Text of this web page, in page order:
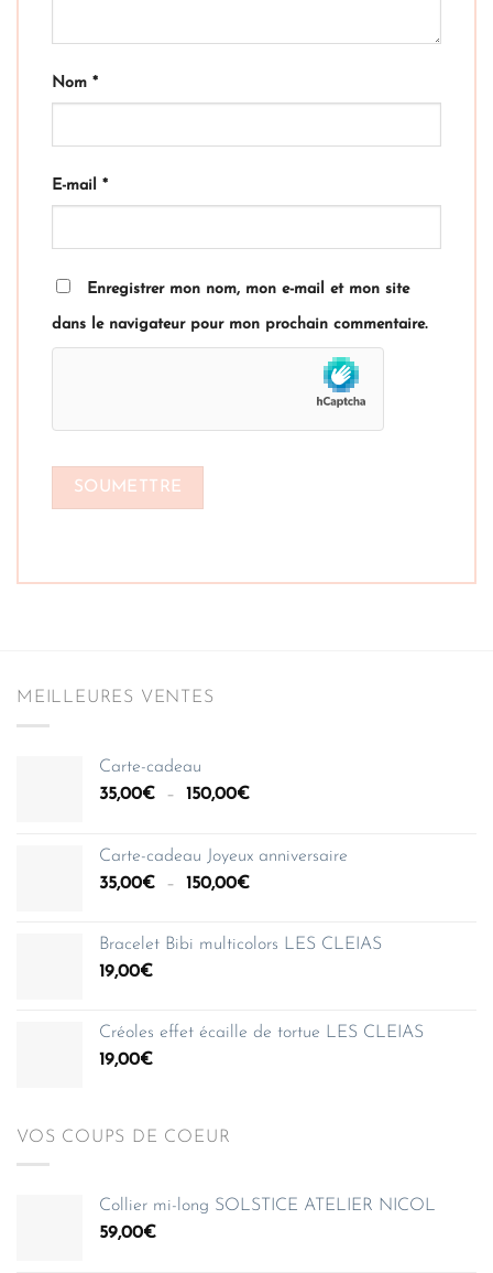
Nom *
E-mail *
Enregistrer mon nom, mon e-mail et mon site
dans le navigateur pour mon prochain commentaire.
MEILLEURES VENTES
Carte-cadeau
35,00€ – 150,00€Plage
35,00€
à
Carte-cadeau Joyeux anniversaire
35,00€ – 150,00€Plage
35,00€
Bracelet Bibi multicolors LES CLEIAS
19,00€
Créoles effet écaille de tortue LES CLEIAS
19,00€
VOS COUPS DE COEUR
Collier mi-long SOLSTICE ATELIER NICOL
59,00€